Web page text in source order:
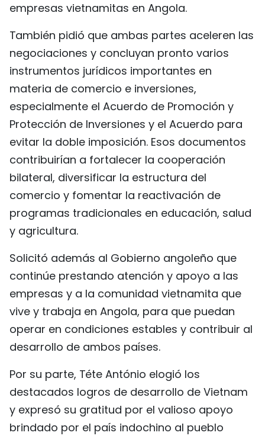
empresas vietnamitas en Angola.
También pidió que ambas partes aceleren las
negociaciones y concluyan pronto varios
instrumentos jurídicos importantes en
materia de comercio e inversiones,
especialmente el Acuerdo de Promoción y
Protección de Inversiones y el Acuerdo para
evitar la doble imposición. Esos documentos
contribuirían a fortalecer la cooperación
bilateral, diversificar la estructura del
comercio y fomentar la reactivación de
programas tradicionales en educación, salud
y agricultura.
Solicitó además al Gobierno angoleño que
continúe prestando atención y apoyo a las
empresas y a la comunidad vietnamita que
vive y trabaja en Angola, para que puedan
operar en condiciones estables y contribuir al
desarrollo de ambos países.
Por su parte, Téte António elogió los
destacados logros de desarrollo de Vietnam
y expresó su gratitud por el valioso apoyo
brindado por el país indochino al pueblo